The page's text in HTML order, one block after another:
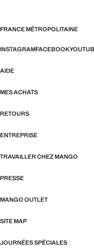
FRANCE MÉTROPOLITAINE
INSTAGRAMFACEBOOK
AIDE
MES ACHATS
RETOURS
ENTREPRISE
TRAVAILLER CHEZ MANGO
PRESSE
MANGO OUTLET
SITE MAP
JOURNÉES SPÉCIALES